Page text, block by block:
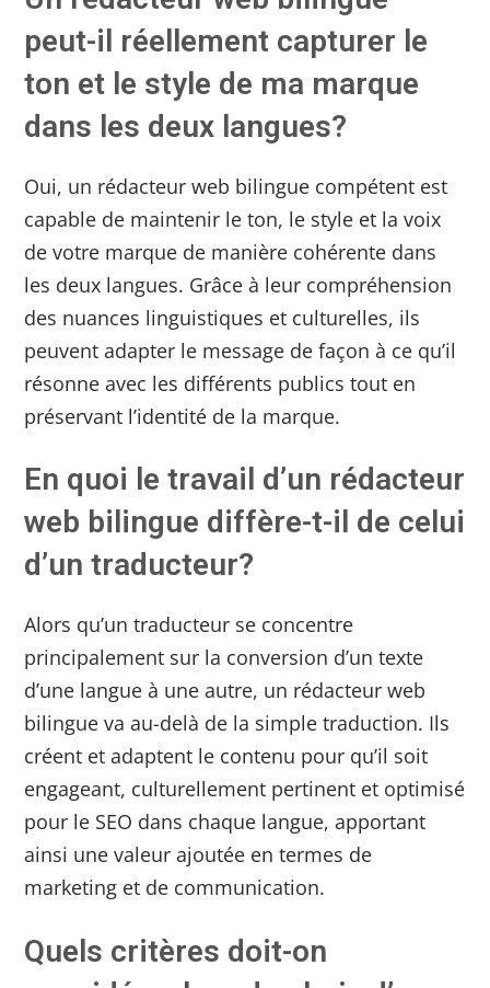
peut-il réellement capturer le
ton et le style de ma marque
dans les deux langues?
Oui, un rédacteur web bilingue compétent est
capable de maintenir le ton, le style et la voix
de votre marque de manière cohérente dans
les deux langues. Grâce à leur compréhension
des nuances linguistiques et culturelles, ils
peuvent adapter le message de façon à ce qu’il
résonne avec les différents publics tout en
préservant l’identité de la marque.
En quoi le travail d’un rédacteur
web bilingue diffère-t-il de celui
d’un traducteur?
Alors qu’un traducteur se concentre
principalement sur la conversion d’un texte
d’une langue à une autre, un rédacteur web
bilingue va au-delà de la simple traduction. Ils
créent et adaptent le contenu pour qu’il soit
engageant, culturellement pertinent et optimisé
pour le SEO dans chaque langue, apportant
ainsi une valeur ajoutée en termes de
marketing et de communication.
Quels critères doit-on